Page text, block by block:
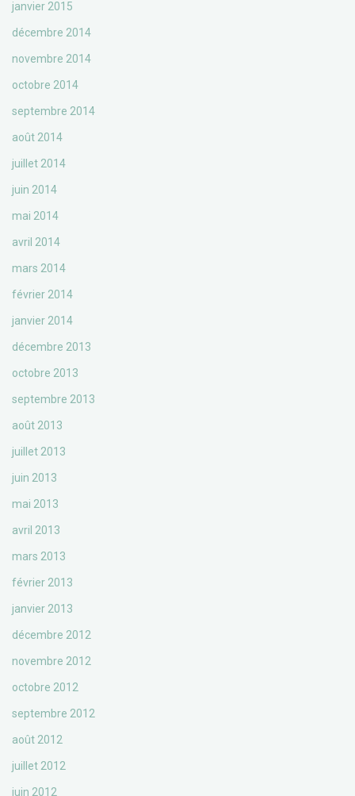
janvier 2015
décembre 2014
novembre 2014
octobre 2014
septembre 2014
août 2014
juillet 2014
juin 2014
mai 2014
avril 2014
mars 2014
février 2014
janvier 2014
décembre 2013
octobre 2013
septembre 2013
août 2013
juillet 2013
juin 2013
mai 2013
avril 2013
mars 2013
février 2013
janvier 2013
décembre 2012
novembre 2012
octobre 2012
septembre 2012
août 2012
juillet 2012
juin 2012